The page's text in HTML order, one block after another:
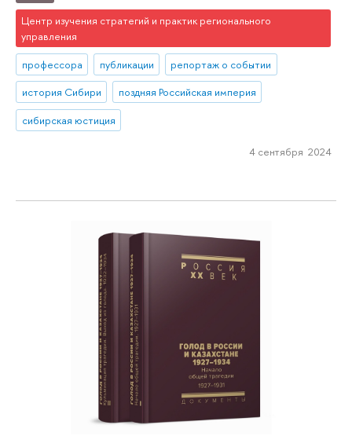
Центр изучения стратегий и практик регионального
управления
профессора
публикации
репортаж о событии
история Сибири
поздняя Российская империя
сибирская юстиция
4 сентября 2024